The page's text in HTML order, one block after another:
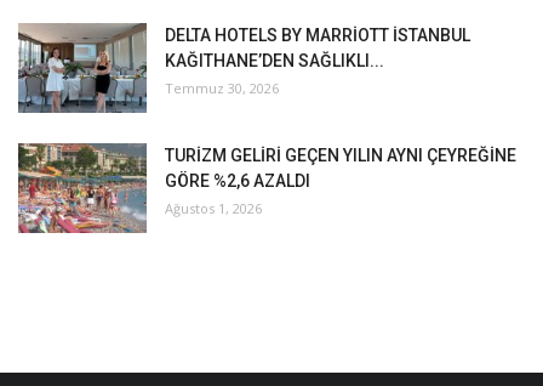
DELTA HOTELS BY MARRİOTT İSTANBUL
KAĞITHANE’DEN SAĞLIKLI...
Temmuz 30, 2026
TURİZM GELİRİ GEÇEN YILIN AYNI ÇEYREĞİNE
GÖRE %2,6 AZALDI
Ağustos 1, 2026